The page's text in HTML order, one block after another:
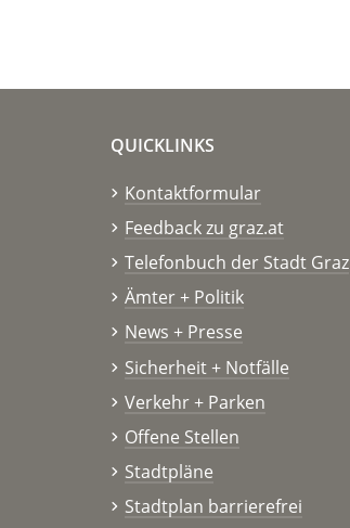
QUICKLINKS
Kontaktformular
Feedback zu graz.at
Telefonbuch der Stadt Graz
Ämter + Politik
News + Presse
Sicherheit + Notfälle
Verkehr + Parken
Offene Stellen
Stadtpläne
Stadtplan barrierefrei